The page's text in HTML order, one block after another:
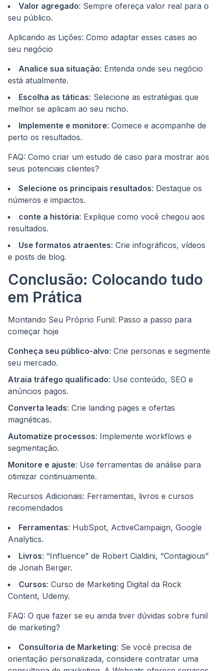
Valor agregado: Sempre ofereça valor real para o
seu público.
Aplicando as Lições: Como adaptar esses cases ao
seu negócio
Analice sua situação: Entenda onde seu negócio
está atualmente.
Escolha as táticas: Selecione as estratégias que
melhor se aplicam ao seu nicho.
Implemente e monitore: Comece e acompanhe de
perto os resultados.
FAQ: Como criar um estudo de caso para mostrar aos
seus potenciais clientes?
Selecione os principais resultados: Destaque os
números e impactos.
conte a história: Explique como você chegou aos
resultados.
Use formatos atraentes: Crie infográficos, vídeos
e posts de blog.
Conclusão: Colocando tudo
em Prática
Montando Seu Próprio Funil: Passo a passo para
começar hoje
Conheça seu público-alvo: Crie personas e segmente
seu mercado.
Atraia tráfego qualificado: Use conteúdo, SEO e
anúncios pagos.
Converta leads: Crie landing pages e ofertas
magnéticas.
Automatize processos: Implemente workflows e
segmentação.
Monitore e ajuste: Use ferramentas de análise para
otimizar continuamente.
Recursos Adicionais: Ferramentas, livros e cursos
recomendados
Ferramentas: HubSpot, ActiveCampaign, Google
Analytics.
Livros: “Influence” de Robert Cialdini, “Contagious”
de Jonah Berger.
Cursos: Curso de Marketing Digital da Rock
Content, Udemy.
FAQ: O que fazer se eu ainda tiver dúvidas sobre funil
de marketing?
Consultoria de Marketing: Se você precisa de
orientação personalizada, considere contratar uma